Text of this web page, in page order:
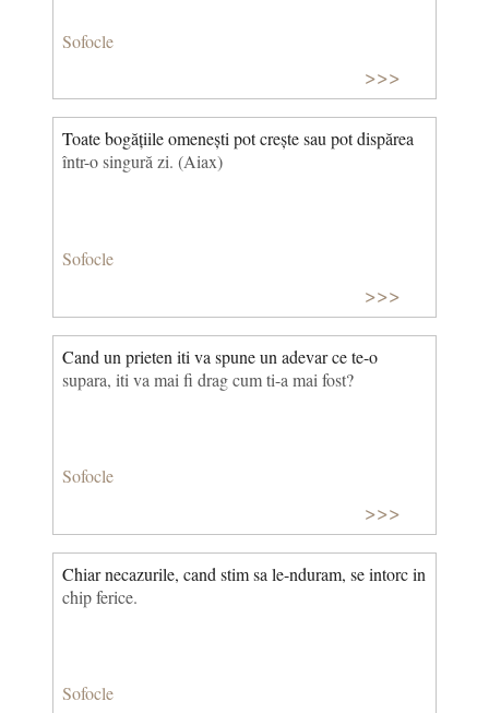
Sofocle
>>>
Toate bogățiile omenești pot crește sau pot dispărea
într-o singură zi. (Aiax)
Sofocle
>>>
Cand un prieten iti va spune un adevar ce te-o
supara, iti va mai fi drag cum ti-a mai fost?
Sofocle
>>>
Chiar necazurile, cand stim sa le-nduram, se intorc in
chip ferice.
Sofocle